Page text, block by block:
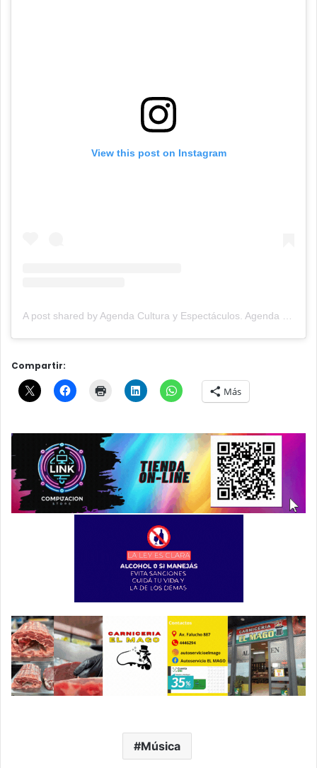
View this post on Instagram
A post shared by Agenda Cultura y Espectáculos. Agenda Cultural Tandil. (@agendacye)
Compartir:
Más
Música